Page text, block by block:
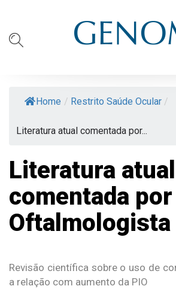
Home / Restrito Saúde Ocular /
Literatura atual comentada por...
Literatura atual
comentada por
Oftalmologista
Revisão científica sobre o uso de
a relação com aumento da PIO